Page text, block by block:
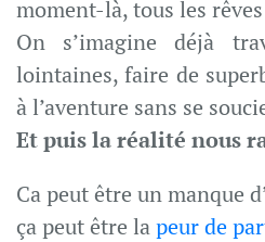
moment-là, tous les
On s’imagine déjà
lointaines, faire de
à l’aventure sans se
Et puis la réalité nous
Ca peut être un manque
ça peut être lapeur de